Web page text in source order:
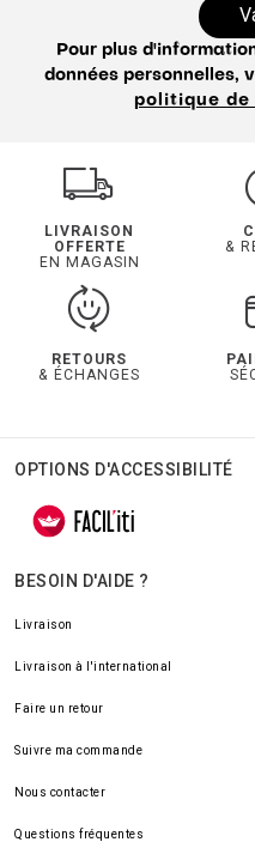
Pour plus
données personnelles,
politique
LIVRAISON
OFFERTE
EN MAGASIN
&
RETOURS
& ÉCHANGES
OPTIONS D'ACCESSIBILITÉ
BESOIN D'AIDE ?
Livraison
Livraison à l'international
Faire un retour
Suivre ma commande
Nous contacter
Questions fréquentes